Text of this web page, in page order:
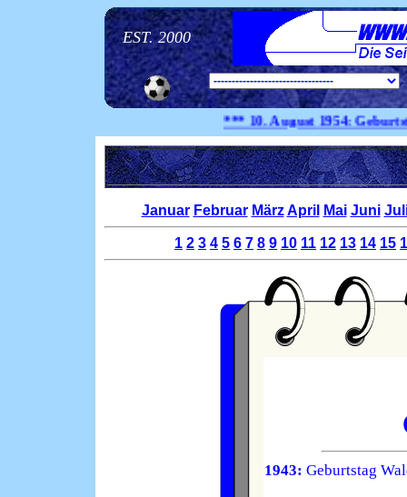
EST. 2000
*** 10. August1954:Geburtstag
Januar Februar März April Mai Juni
1 2 3 4 5 6 7 8 9 10 11 12 13 14 15
1943: Geburtstag